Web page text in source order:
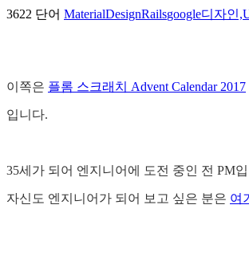
3622 단어 MaterialDesignRailsgoogle디자인
이쪽은 플롬 스크래치 Advent Calendar 2017
입니다.
35세가 되어 엔지니어에 도전 중인 전 PM
자신도 엔지니어가 되어 보고 싶은 분은 여기